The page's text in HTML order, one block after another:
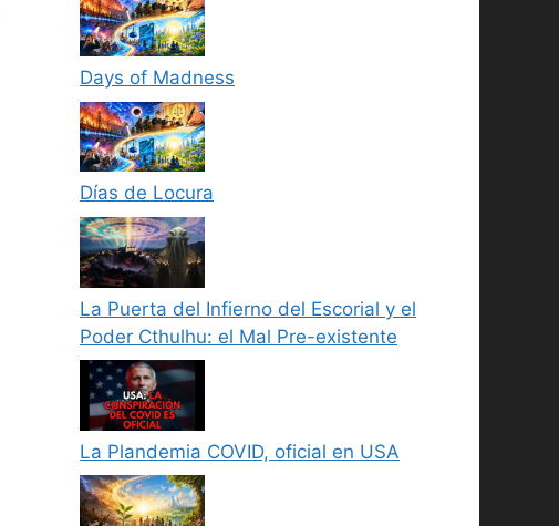
Days of Madness
Días de Locura
La Puerta del Infierno del Escorial y el
Poder Cthulhu: el Mal Pre-existente
La Plandemia COVID, oficial en USA